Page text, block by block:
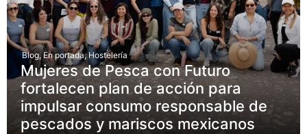
Blog, En portada, Hostelería
Mujeres de Pesca con Futuro
fortalecen plan de acción para
impulsar consumo responsable de
pescados y mariscos mexicanos